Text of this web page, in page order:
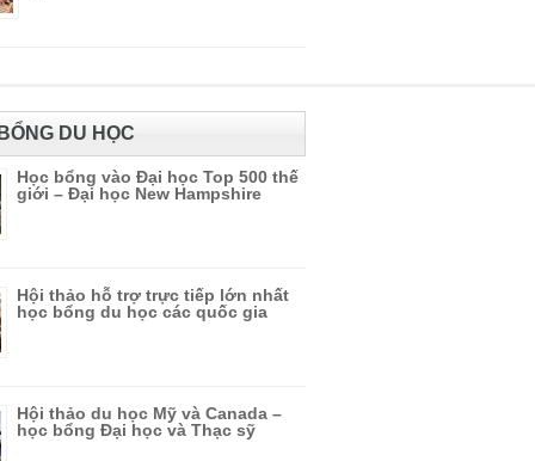
DU HỌC
Học bổng vào Đại học Top 500 thế
giới – Đại học New Hampshire
Hội thảo hỗ trợ trực tiếp lớn nhất
học bổng du học các quốc gia
Hội thảo du học Mỹ và Canada –
học bổng Đại học và Thạc sỹ